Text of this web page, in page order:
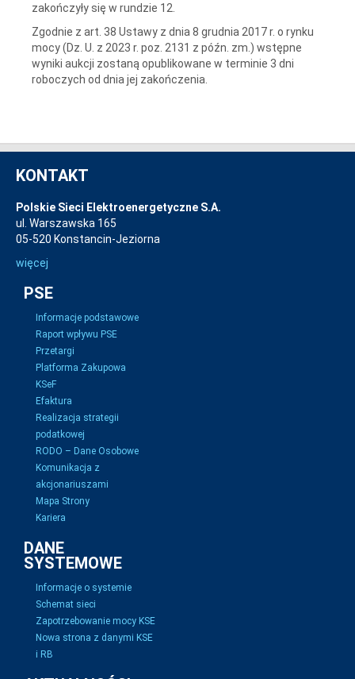
zakończyły się w rundzie 12.
Zgodnie z art. 38 Ustawy z dnia 8 grudnia 2017 r. o rynku
mocy (Dz. U. z 2023 r. poz. 2131 z późn. zm.) wstępne
wyniki aukcji zostaną opublikowane w terminie 3 dni
roboczych od dnia jej zakończenia.
KONTAKT
Polskie Sieci Elektroenergetyczne S.A.
ul. Warszawska 165
05-520 Konstancin-Jeziorna
więcej
PSE
Informacje podstawowe
Raport wpływu PSE
Przetargi
Platforma Zakupowa
KSeF
Efaktura
Realizacja strategii
podatkowej
RODO – Dane Osobowe
Komunikacja z
akcjonariuszami
Mapa Strony
Kariera
DANE
SYSTEMOWE
Informacje o systemie
Schemat sieci
Zapotrzebowanie mocy KSE
Nowa strona z danymi KSE
i RB